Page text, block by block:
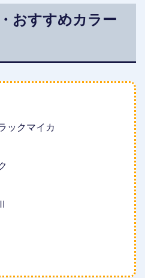
おすすめカラー
ックマイカ